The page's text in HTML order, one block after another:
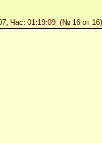
Час: 01:19:09 (№ 16 от 16)